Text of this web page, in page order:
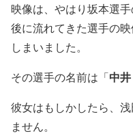
映像は、やはり坂本選
後に流れてきた選手の
しまいました。
その選手の名前は「中
彼女はもしかしたら、
ません。